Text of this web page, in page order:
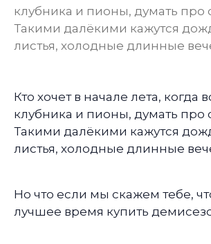
клубника и пионы, думать про
Такими далёкими кажутся
листья, холодные длинные
Кто хочет в начале лета, когда
клубника и пионы, думать про
Такими далёкими кажутся
листья, холодные длинные
Но что если мы скажем тебе,
лучшее время купить